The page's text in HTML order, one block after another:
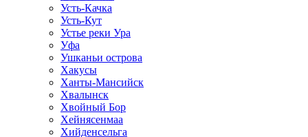
Усть-Качка
Усть-Кут
Устье реки Ура
Уфа
Ушканьи острова
Хакусы
Ханты-Мансийск
Хвалынск
Хвойный Бор
Хейнясенмаа
Хийденсельга